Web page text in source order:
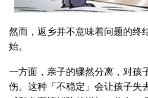
然而，返乡并不意味着问题的终
始。
一方面，亲子的骤然分离，对孩
伤。这种「不稳定」会让孩子失